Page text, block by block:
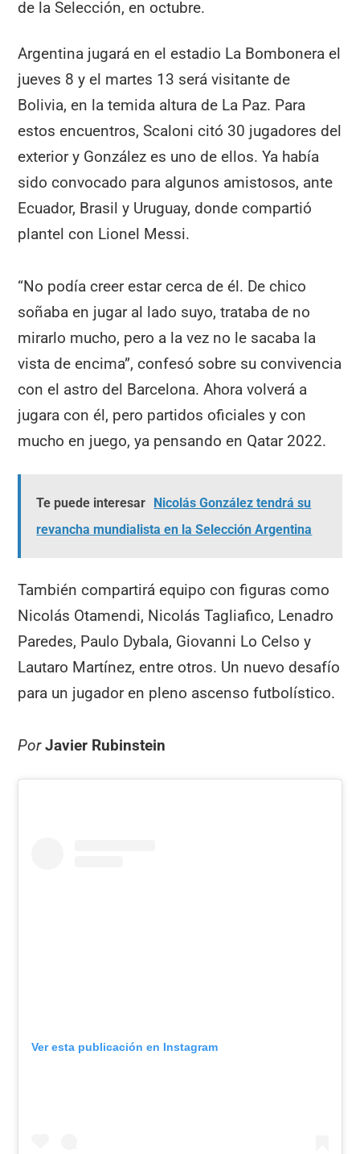
de la Selección, en octubre.
Argentina jugará en el estadio La Bombonera el
jueves 8 y el martes 13 será visitante de
Bolivia, en la temida altura de La Paz. Para
estos encuentros, Scaloni citó 30 jugadores del
exterior y González es uno de ellos. Ya había
sido convocado para algunos amistosos, ante
Ecuador, Brasil y Uruguay, donde compartió
plantel con Lionel Messi.
“No podía creer estar cerca de él. De chico
soñaba en jugar al lado suyo, trataba de no
mirarlo mucho, pero a la vez no le sacaba la
vista de encima”, confesó sobre su convivencia
con el astro del Barcelona. Ahora volverá a
jugara con él, pero partidos oficiales y con
mucho en juego, ya pensando en Qatar 2022.
Te puede interesar Nicolás González tendrá su
revancha mundialista en la Selección Argentina
También compartirá equipo con figuras como
Nicolás Otamendi, Nicolás Tagliafico, Lenadro
Paredes, Paulo Dybala, Giovanni Lo Celso y
Lautaro Martínez, entre otros. Un nuevo desafío
para un jugador en pleno ascenso futbolístico.
Por Javier Rubinstein
Ver esta publicación en Instagram